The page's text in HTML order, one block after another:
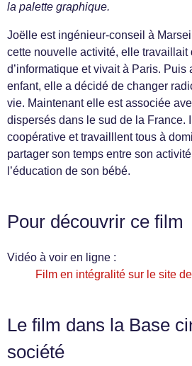
la palette graphique.
Joëlle est ingénieur-conseil à
cette nouvelle activité, elle travaillait
d’informatique et vivait à Paris. Puis
enfant, elle a décidé de changer
vie. Maintenant elle est associée
dispersés dans le sud de la France.
coopérative et travailllent tous à
partager son temps entre son
l’éducation de son bébé.
Pour découvrir ce film
Vidéo à voir en ligne :
Film en intégralité sur le site de
Le film dans la Base
société